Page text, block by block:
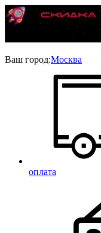
Ваш город:Москва
оплата